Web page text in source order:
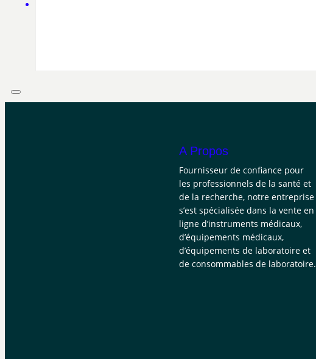
A Propos
Fournisseur de confiance pour
les professionnels de la santé et
de la recherche, notre entreprise
s’est spécialisée dans la vente en
ligne d’instruments médicaux,
d’équipements médicaux,
d’équipements de laboratoire et
de consommables de laboratoire.